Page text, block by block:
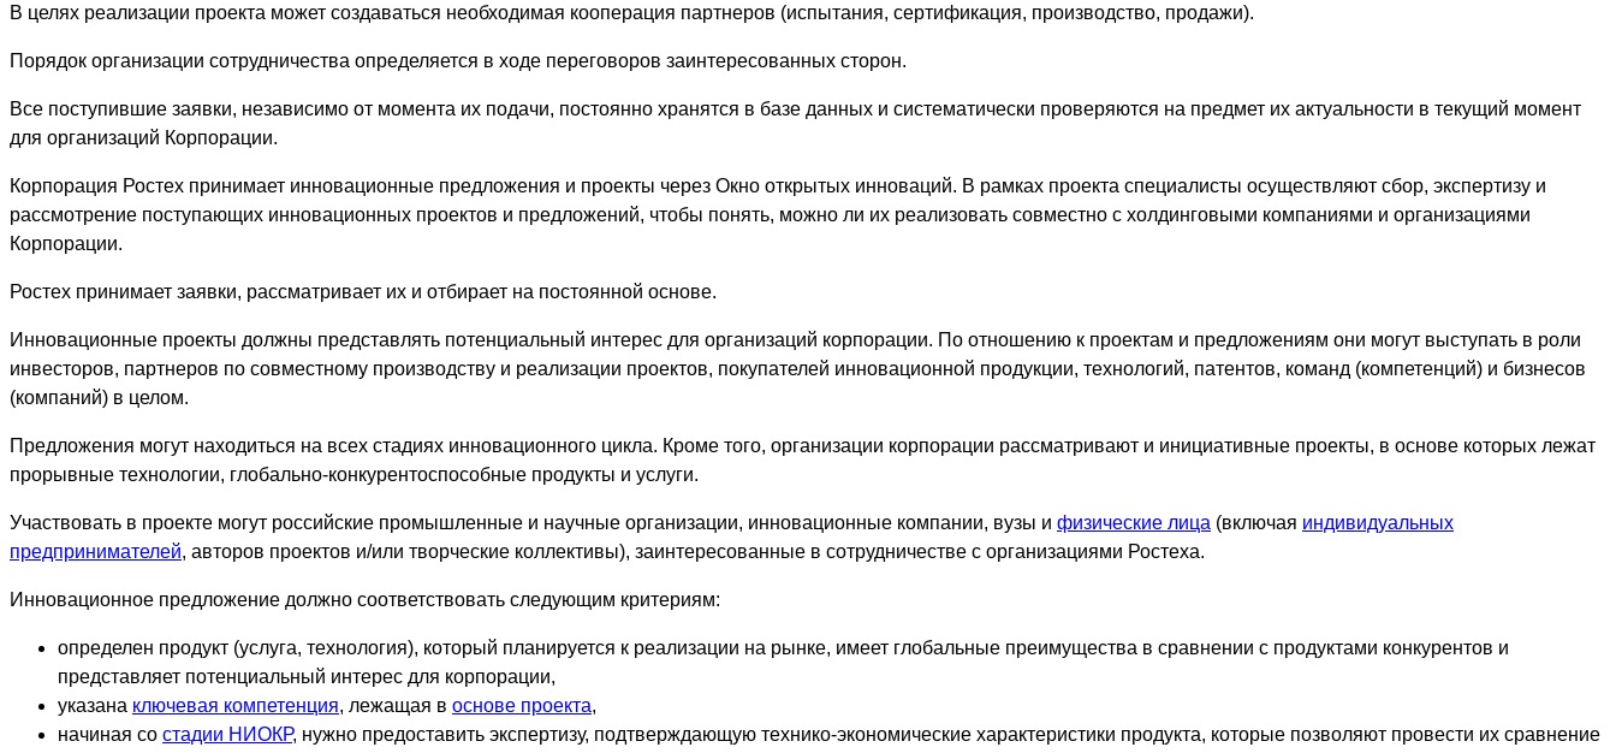
В целях реализации проекта может создаваться необходимая кооперация партнеров (испытания, сертификация, производство, продажи).
Порядок организации сотрудничества определяется в ходе переговоров заинтересованных сторон.
Все поступившие заявки, независимо от момента их подачи, постоянно хранятся в базе данных и систематически проверяются на предмет их актуальности в текущий момент
для организаций Корпорации.
Корпорация Ростех принимает инновационные предложения и проекты через Окно открытых инноваций. В рамках проекта специалисты осуществляют сбор, экспертизу и
рассмотрение поступающих инновационных проектов и предложений, чтобы понять, можно ли их реализовать совместно с холдинговыми компаниями и организациями
Корпорации.
Ростех принимает заявки, рассматривает их и отбирает на постоянной основе.
Инновационные проекты должны представлять потенциальный интерес для организаций корпорации. По отношению к проектам и предложениям они могут выступать в роли
инвесторов, партнеров по совместному производству и реализации проектов, покупателей инновационной продукции, технологий, патентов, команд (компетенций) и бизнесов
(компаний) в целом.
Предложения могут находиться на всех стадиях инновационного цикла. Кроме того, организации корпорации рассматривают и инициативные проекты, в основе которых лежат
прорывные технологии, глобально-конкурентоспособные продукты и услуги.
Участвовать в проекте могут российские промышленные и научные организации, инновационные компании, вузы и физические лица (включая индивидуальных
предпринимателей, авторов проектов и/или творческие коллективы), заинтересованные в сотрудничестве с организациями Ростеха.
Инновационное предложение должно соответствовать следующим критериям:
определен продукт (услуга, технология), который планируется к реализации на рынке, имеет глобальные преимущества в сравнении с продуктами конкурентов и
представляет потенциальный интерес для корпорации,
указана ключевая компетенция, лежащая в основе проекта,
начиная со стадии НИОКР, нужно предоставить экспертизу, подтверждающую технико-экономические характеристики продукта, которые позволяют провести их сравнение